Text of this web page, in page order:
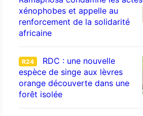
xénophobes et appelle au
renforcement de la solidarité
africaine
R24
RDC : une nouvelle
espèce de singe aux lèvres
orange découverte dans une
forêt isolée